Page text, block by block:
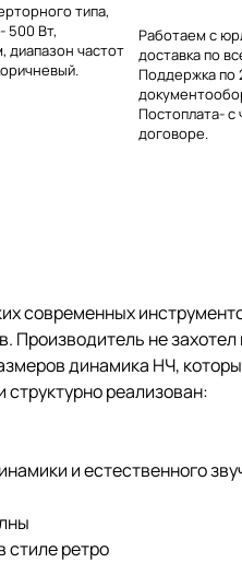
типа,
500 Вт,
диапазон частот
Работаем с
доставка по
Поддержка по
Постоплата- с
договоре.
современных
не захотел
динамика НЧ,
реализован:
и естественного
стиле ретро